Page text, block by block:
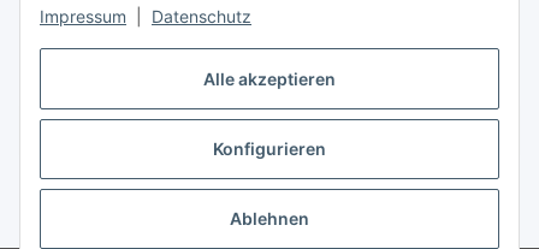
Alle akzeptieren
Konfigurieren
Ablehnen
Impressum Datenschutz
* Alle Preise inkl. gesetzlicher USt., zzgl.Versand